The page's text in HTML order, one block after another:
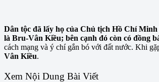
Dân tộc đã lấy họ của Chủ tịch Hồ Chí
là Bru-Vân Kiều; bên cạnh đó còn có đồng
cách mạng và ý chí gắn bó với đất nước. Khi
Vân Kiều.
Xem Nội Dung Bài Viết